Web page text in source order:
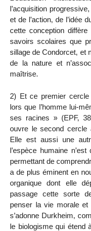
l’acquisition
et de l’action, de l’idée
cette conception diffère
savoirs scolaires que
sillage de Condorcet, et
de la nature et
maîtrise.
2) Et ce premier cercle
lors que l’homme lui-
ses racines » (EPF,
ouvre le second cercle
Elle est aussi une
l’espèce humaine
permettant de
a de plus éminent en
organique dont elle
passage cette sorte
penser la vie morale
s’adonne Durkheim,
le biologisme qui étend